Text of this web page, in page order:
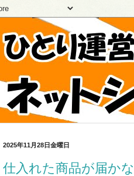
2025年11月28日金曜日
仕入れた商品が届かな